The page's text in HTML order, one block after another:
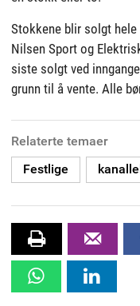
Stokkene blir solgt
Nilsen Sport og
siste solgt ved
grunn til å vente. Alle
Relaterte temaer
Festlige
skrive Tips
WhatsApp